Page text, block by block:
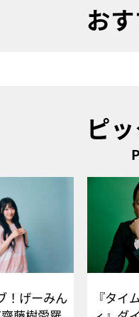
お
ピ
！げーみん
『タイ